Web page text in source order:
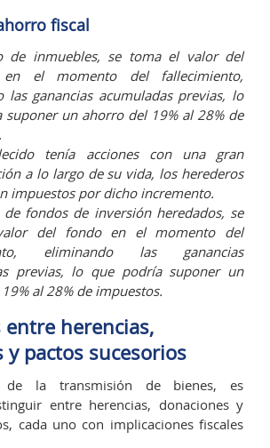
fiscal
de inmuebles, se toma el valor del
en el momento del fallecimiento,
las ganancias acumuladas previas, lo
suponer un ahorro del 19% al 28% de
tenía acciones con una gran
a lo largo de su vida, los herederos
impuestos por dicho incremento.
de fondos de inversión heredados, se
del fondo en el momento del
eliminando las ganancias
previas, lo que podría suponer un
al 28% de impuestos.
entre herencias,
y pactos sucesorios
la transmisión de bienes, es
entre herencias, donaciones y
cada uno con implicaciones fiscales